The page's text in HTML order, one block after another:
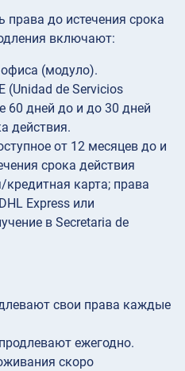
права до истечения срока
включают:
(модуло).
(Unidad de Servicios
60 дней до и до 30 дней
действия.
от 12 месяцев до и
срока действия
кредитная карта; права
Express или
в Secretaria de
свои права каждые
ежегодно.
скоро